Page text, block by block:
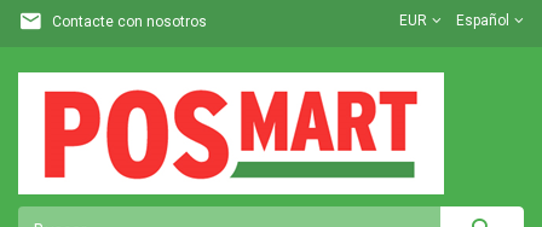
Español
EUR
Contacte con nosotros